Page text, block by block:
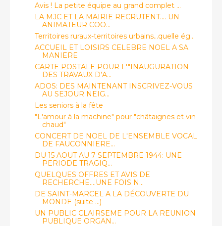
Avis ! La petite équipe au grand complet ...
LA MJC ET LA MAIRIE RECRUTENT.... UN
ANIMATEUR COO...
Territoires ruraux-territoires urbains...quelle ég...
ACCUEIL ET LOISIRS CELEBRE NOEL A SA
MANIERE
CARTE POSTALE POUR L'"INAUGURATION
DES TRAVAUX D’A...
ADOS: DES MAINTENANT INSCRIVEZ-VOUS
AU SEJOUR NEIG...
Les seniors à la fête
"L'amour à la machine" pour "châtaignes et vin
chaud"
CONCERT DE NOEL DE L'ENSEMBLE VOCAL
DE FAUCONNIERE...
DU 15 AOUT AU 7 SEPTEMBRE 1944: UNE
PERIODE TRAGIQ...
QUELQUES OFFRES ET AVIS DE
RECHERCHE....UNE FOIS N...
DE SAINT-MARCEL A LA DÉCOUVERTE DU
MONDE (suite ...)
UN PUBLIC CLAIRSEME POUR LA REUNION
PUBLIQUE ORGAN...